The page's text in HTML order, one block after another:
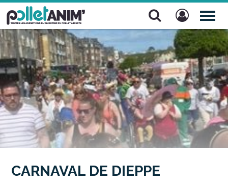
Pollet Anim'
CARNAVAL DE DIEPPE